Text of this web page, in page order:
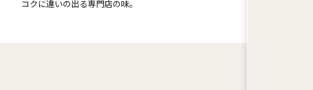
コクに違いの出る専門店の味。